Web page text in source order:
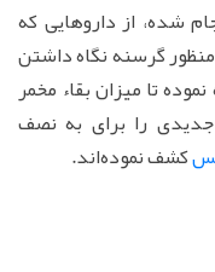
شده، از داروهایی که
گرسنه نگاه داشتن
تا میزان بقاء مخمر
را برای به نصف
کشف نموده‌اند.